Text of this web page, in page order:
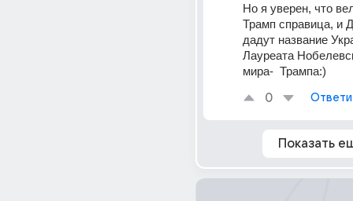
Но я уверен, что
Трамп справица, и
дадут название
Лауреата
мира-  Трампа:)
0
Показать